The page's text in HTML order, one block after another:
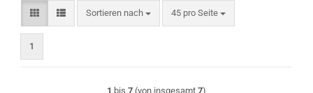
Sortieren nach
Sortieren nach 45 pro Seite
pro Seite
1
1 bis 7 (von insgesamt 7)